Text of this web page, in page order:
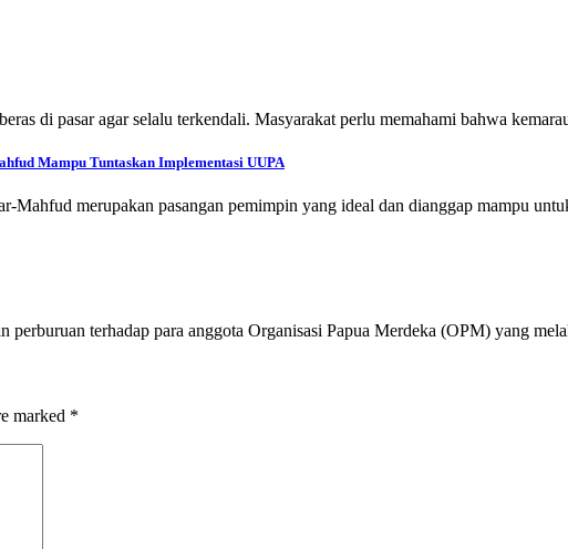
di pasar agar selalu terkendali. Masyarakat perlu memahami bahwa
Mampu Tuntaskan Implementasi UUPA
merupakan pasangan pemimpin yang ideal dan dianggap mampu
terhadap para anggota Organisasi Papua Merdeka (OPM) yang
marked *